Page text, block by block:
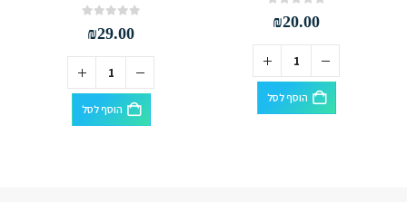
₪20.00
הוסף לסל
₪29.00
הוסף לסל